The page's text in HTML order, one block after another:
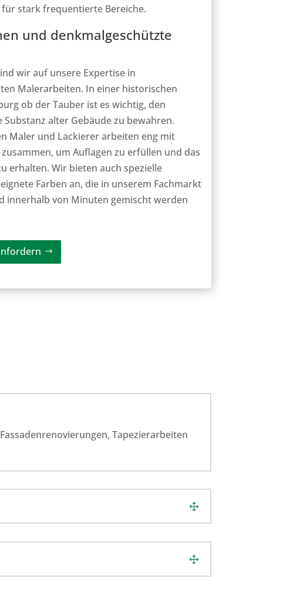
stark frequentierte Bereiche.
und denkmalgeschützte
wir auf unsere Expertise in
Malerarbeiten. In einer historischen
ob der Tauber ist es wichtig, den
Substanz alter Gebäude zu bewahren.
Maler und Lackierer arbeiten eng mit
um Auflagen zu erfüllen und das
erhalten. Wir bieten auch spezielle
Farben an, die in unserem Fachmarkt
innerhalb von Minuten gemischt werden
Tapezierarbeiten